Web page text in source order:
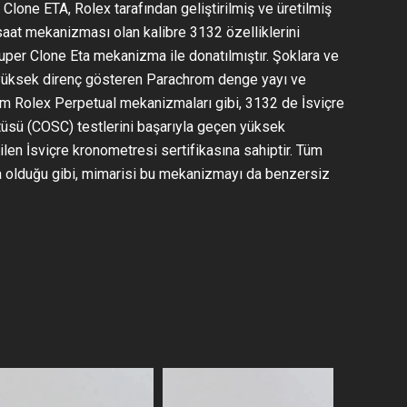
ETA, Rolex tarafından geliştirilmiş ve üretilmiş
mekanizması olan kalibre 3132 özelliklerini
Clone Eta mekanizma ile donatılmıştır. Şoklara ve
direnç gösteren Parachrom denge yayı ve
Rolex Perpetual mekanizmaları gibi, 3132 de İsviçre
(COSC) testlerini başarıyla geçen yüksek
İsviçre kronometresi sertifikasına sahiptir. Tüm
olduğu gibi, mimarisi bu mekanizmayı da benzersiz